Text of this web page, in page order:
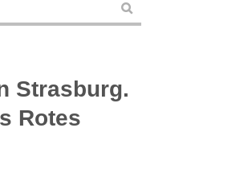
Strasburg.
Rotes